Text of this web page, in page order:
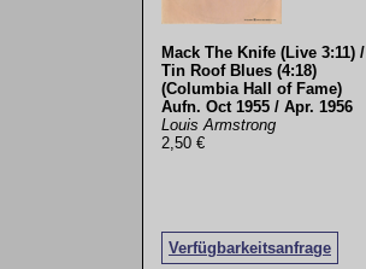
Mack The Knife (Live 3:11) /
Tin Roof Blues (4:18)
(Columbia Hall of Fame)
Aufn. Oct 1955 / Apr. 1956
Louis Armstrong
2,50 €
Verfügbarkeitsanfrage